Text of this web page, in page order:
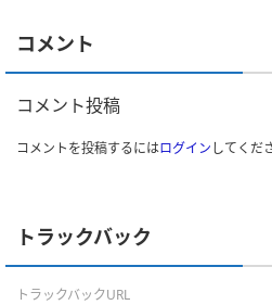
コメント
コメント投稿
コメントを投稿するにはログインしてくだ
トラックバック
トラックバックURL